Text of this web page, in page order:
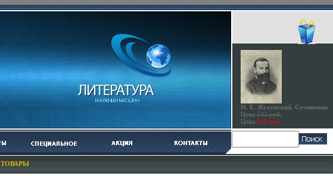
Н. Е. Жуковский. Сочинении
Цена:533 руб.
Цена:240 руб.
ТОВАРЫ